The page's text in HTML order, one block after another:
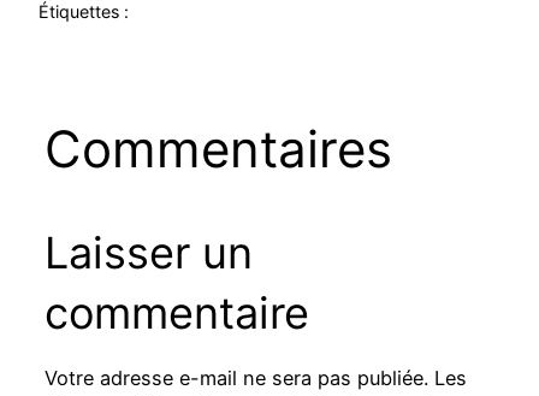
Étiquettes :
Commentaires
Laisser un
commentaire
Votre adresse e-mail ne sera pas publiée. Les